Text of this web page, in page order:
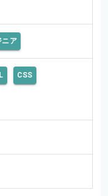
ニア
CSS